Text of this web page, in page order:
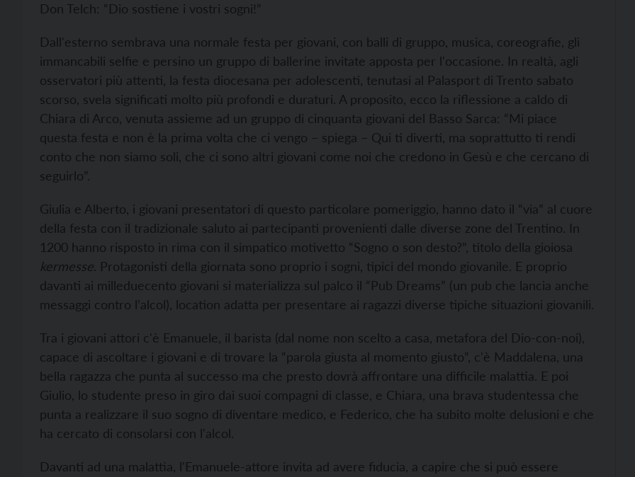
Don Telch: “Dio sostiene i vostri sogni!”
Dall'esterno sembrava una normale festa per giovani, con balli di gruppo, musica, coreografie, gli
immancabili selfie e persino un gruppo di ballerine invitate apposta per l'occasione. In realtà, agli
osservatori più attenti, la festa diocesana per adolescenti, tenutasi al Palasport di Trento sabato
scorso, svela significati molto più profondi e duraturi. A proposito, ecco la riflessione a caldo di
Chiara di Arco, venuta assieme ad un gruppo di cinquanta giovani del Basso Sarca: “Mi piace
questa festa e non è la prima volta che ci vengo – spiega – Qui ti diverti, ma soprattutto ti rendi
conto che non siamo soli, che ci sono altri giovani come noi che credono in Gesù e che cercano di
seguirlo”.
Giulia e Alberto, i giovani presentatori di questo particolare pomeriggio, hanno dato il “via” al cuore
della festa con il tradizionale saluto ai partecipanti provenienti dalle diverse zone del Trentino. In
1200 hanno risposto in rima con il simpatico motivetto “Sogno o son desto?”, titolo della gioiosa
kermesse. Protagonisti della giornata sono proprio i sogni, tipici del mondo giovanile. E proprio
davanti ai milleduecento giovani si materializza sul palco il “Pub Dreams” (un pub che lancia anche
messaggi contro l’alcol), location adatta per presentare ai ragazzi diverse tipiche situazioni giovanili.
Tra i giovani attori c'è Emanuele, il barista (dal nome non scelto a casa, metafora del Dio-con-noi),
capace di ascoltare i giovani e di trovare la “parola giusta al momento giusto”, c'è Maddalena, una
bella ragazza che punta al successo ma che presto dovrà affrontare una difficile malattia. E poi
Giulio, lo studente preso in giro dai suoi compagni di classe, e Chiara, una brava studentessa che
punta a realizzare il suo sogno di diventare medico, e Federico, che ha subito molte delusioni e che
ha cercato di consolarsi con l'alcol.
Davanti ad una malattia, l'Emanuele-attore invita ad avere fiducia, a capire che si può essere